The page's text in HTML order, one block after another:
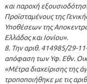
και παροχή
Προϊσταμένους της
Υποθέσεων της
Ελλάδος και Ιονίου».
8. Την αριθ. 414985/29-
απόφαση των Υφ. Εθν.
«Μέτρα διαχείρισης της
τροποποιήθηκε με τις